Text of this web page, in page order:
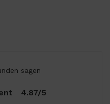
sagen
4.87/5